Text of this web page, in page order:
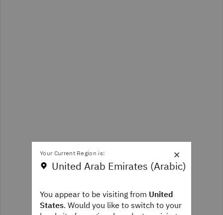
×
Your Current Region is:
United Arab Emirates (Arabic)
You appear to be visiting from United
States. Would you like to switch to your